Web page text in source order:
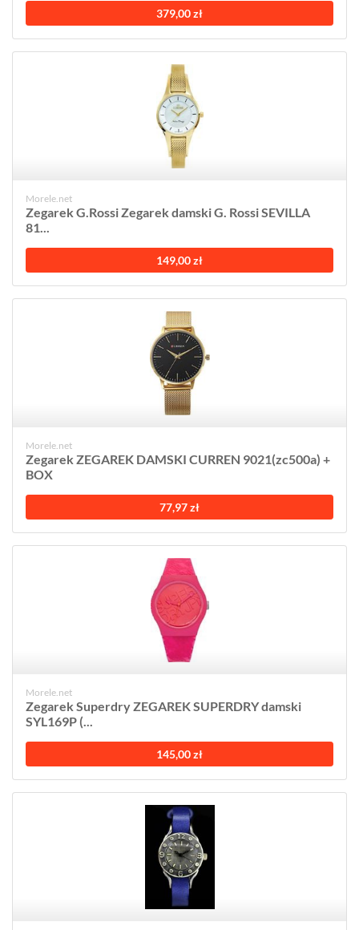
379,00 zł
Morele.net
Zegarek G.Rossi Zegarek damski G. Rossi SEVILLA
81...
149,00 zł
Morele.net
Zegarek ZEGAREK DAMSKI CURREN 9021(zc500a) +
BOX
77,97 zł
Morele.net
Zegarek Superdry ZEGAREK SUPERDRY damski
SYL169P (...
145,00 zł